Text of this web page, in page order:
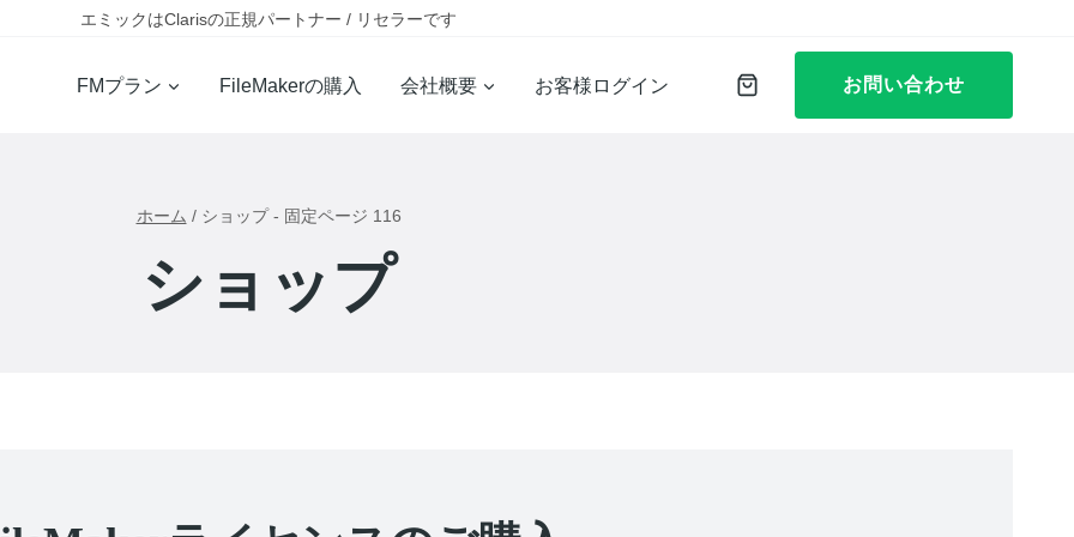
エミックはClarisの正規パートナー / リセラーです
FMプラン FileMakerの購入 会社概要 お客様ログイン お問い合わせ
ホーム / ショップ- 固定ページ 116
ショップ